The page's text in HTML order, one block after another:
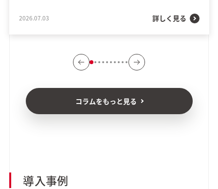
2026.07.03 詳しく見る
コラムをもっと見る
導入事例